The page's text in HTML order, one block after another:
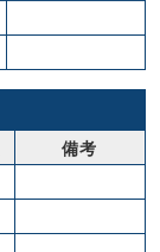
備考